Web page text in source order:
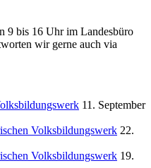
9 bis 16 Uhr im Landesbüro
wir gerne auch via
11. September
Volksbildungswerk 22.
Volksbildungswerk 19.